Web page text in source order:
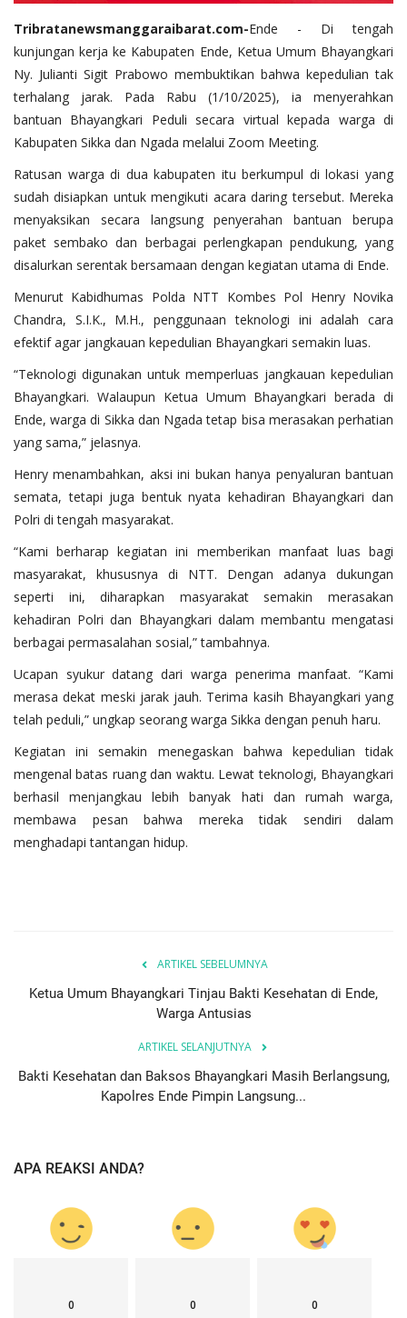
Tribratanewsmanggaraibarat.com-Ende - Di tengah
kunjungan kerja ke Kabupaten Ende, Ketua Umum Bhayangkari
Ny. Julianti Sigit Prabowo membuktikan bahwa kepedulian tak
terhalang jarak. Pada Rabu (1/10/2025), ia menyerahkan
bantuan Bhayangkari Peduli secara virtual kepada warga di
Kabupaten Sikka dan Ngada melalui Zoom Meeting.
Ratusan warga di dua kabupaten itu berkumpul di lokasi yang
sudah disiapkan untuk mengikuti acara daring tersebut. Mereka
menyaksikan secara langsung penyerahan bantuan berupa
paket sembako dan berbagai perlengkapan pendukung, yang
disalurkan serentak bersamaan dengan kegiatan utama di Ende.
Menurut Kabidhumas Polda NTT Kombes Pol Henry Novika
Chandra, S.I.K., M.H., penggunaan teknologi ini adalah cara
efektif agar jangkauan kepedulian Bhayangkari semakin luas.
“Teknologi digunakan untuk memperluas jangkauan kepedulian
Bhayangkari. Walaupun Ketua Umum Bhayangkari berada di
Ende, warga di Sikka dan Ngada tetap bisa merasakan perhatian
yang sama,” jelasnya.
Henry menambahkan, aksi ini bukan hanya penyaluran bantuan
semata, tetapi juga bentuk nyata kehadiran Bhayangkari dan
Polri di tengah masyarakat.
“Kami berharap kegiatan ini memberikan manfaat luas bagi
masyarakat, khususnya di NTT. Dengan adanya dukungan
seperti ini, diharapkan masyarakat semakin merasakan
kehadiran Polri dan Bhayangkari dalam membantu mengatasi
berbagai permasalahan sosial,” tambahnya.
Ucapan syukur datang dari warga penerima manfaat. “Kami
merasa dekat meski jarak jauh. Terima kasih Bhayangkari yang
telah peduli,” ungkap seorang warga Sikka dengan penuh haru.
Kegiatan ini semakin menegaskan bahwa kepedulian tidak
mengenal batas ruang dan waktu. Lewat teknologi, Bhayangkari
berhasil menjangkau lebih banyak hati dan rumah warga,
membawa pesan bahwa mereka tidak sendiri dalam
menghadapi tantangan hidup.
ARTIKEL SEBELUMNYA
Ketua Umum Bhayangkari Tinjau Bakti Kesehatan di Ende,
Warga Antusias
ARTIKEL SELANJUTNYA
Bakti Kesehatan dan Baksos Bhayangkari Masih Berlangsung,
Kapolres Ende Pimpin Langsung...
APA REAKSI ANDA?
0 0 0